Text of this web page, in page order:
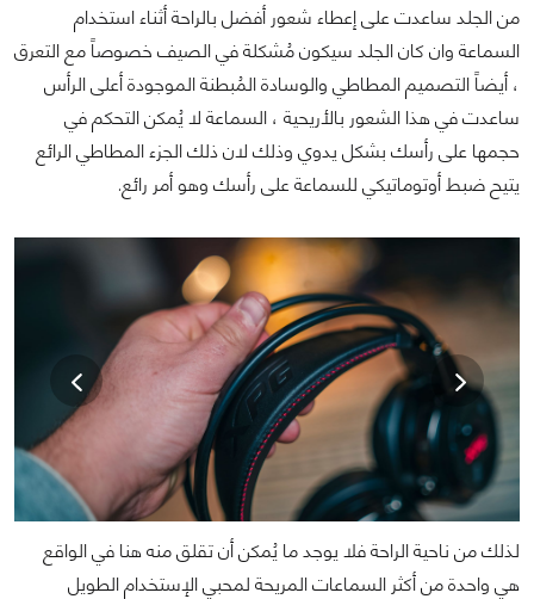
من الجلد ساعدت على إعطاء شعور أفضل بالراحة أثناء استخدام
السماعة وان كان الجلد سيكون مُشكلة في الصيف خصوصاً مع التعرق
، أيضاً التصميم المطاطي والوسادة المُبطنة الموجودة أعلى الرأس
ساعدت في هذا الشعور بالأريحية ، السماعة لا يُمكن التحكم في
حجمها على رأسك بشكل يدوي وذلك لان ذلك الجزء المطاطي الرائع
يتيح ضبط أوتوماتيكي للسماعة على رأسك وهو أمر رائع.
لذلك من ناحية الراحة فلا يوجد ما يُمكن أن تقلق منه هنا في الواقع
هي واحدة من أكثر السماعات المريحة لمحبي الإستخدام الطويل